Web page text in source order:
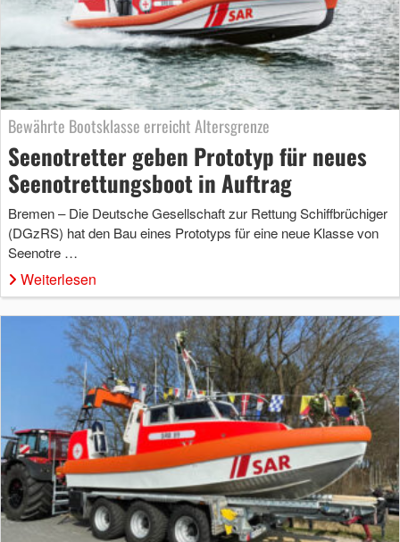
Bewährte Bootsklasse erreicht Altersgrenze
Seenotretter geben Prototyp für neues
Seenotrettungsboot in Auftrag
Bremen – Die Deutsche Gesellschaft zur Rettung Schiffbrüchiger
(DGzRS) hat den Bau eines Prototyps für eine neue Klasse von
Seenotre …
Weiterlesen